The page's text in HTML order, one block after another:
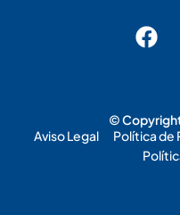
©
Aviso Legal
Política de